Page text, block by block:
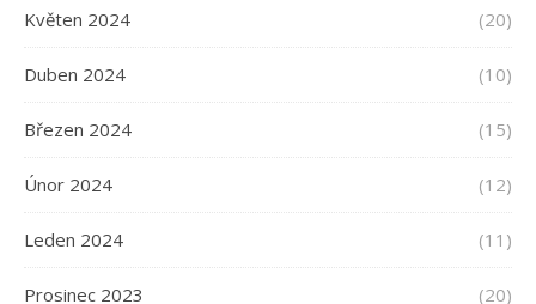
Květen 2024 (20)
Duben 2024 (10)
Březen 2024 (15)
Únor 2024 (12)
Leden 2024 (11)
Prosinec 2023 (20)